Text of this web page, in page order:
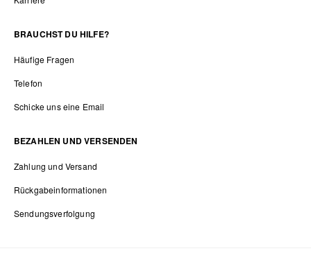
BRAUCHST DU HILFE?
Häufige Fragen
Telefon
Schicke uns eine Email
BEZAHLEN UND VERSENDEN
Zahlung und Versand
Rückgabeinformationen
Sendungsverfolgung